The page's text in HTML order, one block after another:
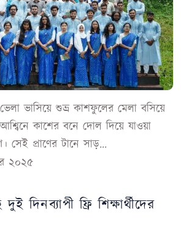
ভাসিয়ে শুভ্র কাশফুলের মেলা বসিয়ে
কাশের বনে দোল দিয়ে যাওয়া
সেই প্রাণের টানে সাড়...
২০২৫
দিনব্যাপী ফ্রি শিক্ষার্থীদের